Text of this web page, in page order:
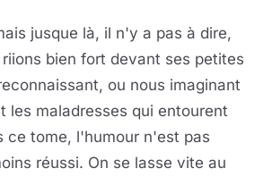
jusque là, il n'y a pas à dire,
bien fort devant ses petites
ou nous imaginant
les maladresses qui entourent
ce tome, l'humour n'est pas
réussi. On se lasse vite au